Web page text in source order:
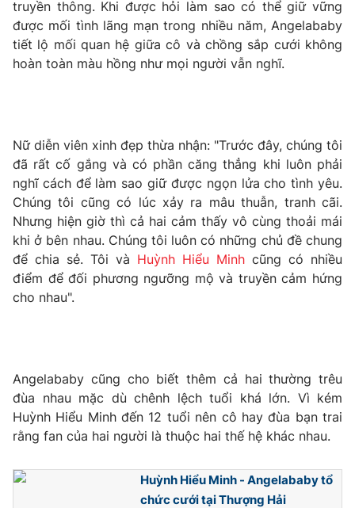
Phim VTV
Hậu trường
Nhân vật
Giải trí
Điện ảnh
Đời sống
Chất lượng cuộc sống
Tuyển sinh
Học trực tuyến
Công nghệ
Hitech Công nghệ tương lai
Sản phẩm
Thị trường
Tư vấn
Giao lưu trực tuyến
Lịch phát sóng
Chuyên mục khác
Photo Infographic
Video Shorts video
VTV Money VTV Thể thao
truyền thông. Khi được hỏi làm sao có thể giữ vững
được mối tình lãng mạn trong nhiều năm, Angelababy
tiết lộ mối quan hệ giữa cô và chồng sắp cưới không
hoàn toàn màu hồng như mọi người vẫn nghĩ.
Nữ diễn viên xinh đẹp thừa nhận: "Trước đây, chúng tôi
đã rất cố gắng và có phần căng thẳng khi luôn phải
nghĩ cách để làm sao giữ được ngọn lửa cho tình yêu.
Chúng tôi cũng có lúc xảy ra mâu thuẫn, tranh cãi.
Nhưng hiện giờ thì cả hai cảm thấy vô cùng thoải mái
khi ở bên nhau. Chúng tôi luôn có những chủ đề chung
để chia sẻ. Tôi và Huỳnh Hiểu Minh cũng có nhiều
điểm để đối phương ngưỡng mộ và truyền cảm hứng
cho nhau".
Angelababy cũng cho biết thêm cả hai thường trêu
đùa nhau mặc dù chênh lệch tuổi khá lớn. Vì kém
Huỳnh Hiểu Minh đến 12 tuổi nên cô hay đùa bạn trai
rằng fan của hai người là thuộc hai thế hệ khác nhau.
Huỳnh Hiểu Minh - Angelababy tổ
chức cưới tại Thượng Hải